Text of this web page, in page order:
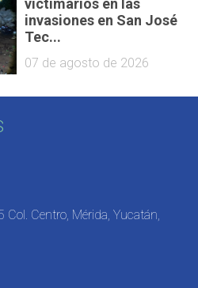
victimarios en las
invasiones en San José
Tec...
07 de agosto de 2026
Centro, Mérida, Yucatán,